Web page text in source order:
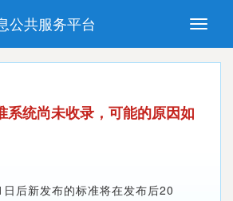
Toggle
公共服务平台
准 推荐性国家标准
件 (National standards in foreign
language version)
系统尚未收录，可能的原因如
后新发布的标准将在发布后20